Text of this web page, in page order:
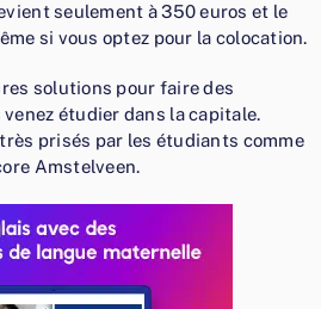
seulement à 350 euros et le
si vous optez pour la colocation.
solutions pour faire des
étudier dans la capitale.
prisés par les étudiants comme
Amstelveen.